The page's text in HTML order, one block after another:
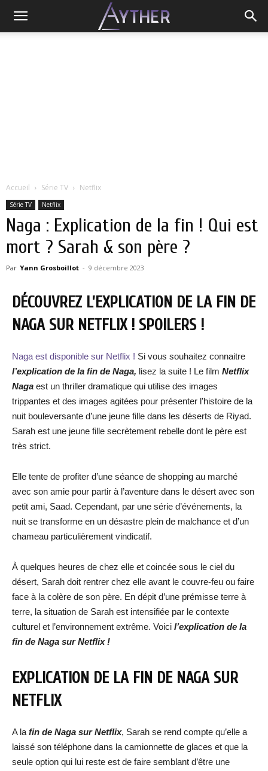
Accueil Série TV Netflix
Série TV Netflix
Naga : Explication de la fin ! Qui est
mort ? Sarah & son père ?
Par Yann Grosboillot - 9 décembre 2023
DÉCOUVREZ L’EXPLICATION DE LA FIN DE
NAGA SUR NETFLIX ! SPOILERS !
Naga est disponible sur Netflix ! Si vous souhaitez connaitre
l’explication de la fin de Naga, lisez la suite ! Le film Netflix
Naga est un thriller dramatique qui utilise des images
trippantes et des images agitées pour présenter l’histoire de la
nuit bouleversante d’une jeune fille dans les déserts de Riyad.
Sarah est une jeune fille secrètement rebelle dont le père est
très strict.
Elle tente de profiter d’une séance de shopping au marché
avec son amie pour partir à l’aventure dans le désert avec son
petit ami, Saad. Cependant, par une série d’événements, la
nuit se transforme en un désastre plein de malchance et d’un
chameau particulièrement vindicatif.
À quelques heures de chez elle et coincée sous le ciel du
désert, Sarah doit rentrer chez elle avant le couvre-feu ou faire
face à la colère de son père. En dépit d’une prémisse terre à
terre, la situation de Sarah est intensifiée par le contexte
culturel et l’environnement extrême. Voici l’explication de la
fin de Naga sur Netflix !
EXPLICATION DE LA FIN DE NAGA SUR
NETFLIX
A la fin de Naga sur Netflix, Sarah se rend compte qu’elle a
laissé son téléphone dans la camionnette de glaces et que la
seule option qui lui reste est de faire semblant d’être une